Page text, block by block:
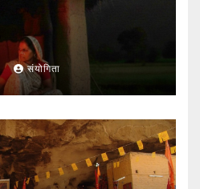
संयोगिता